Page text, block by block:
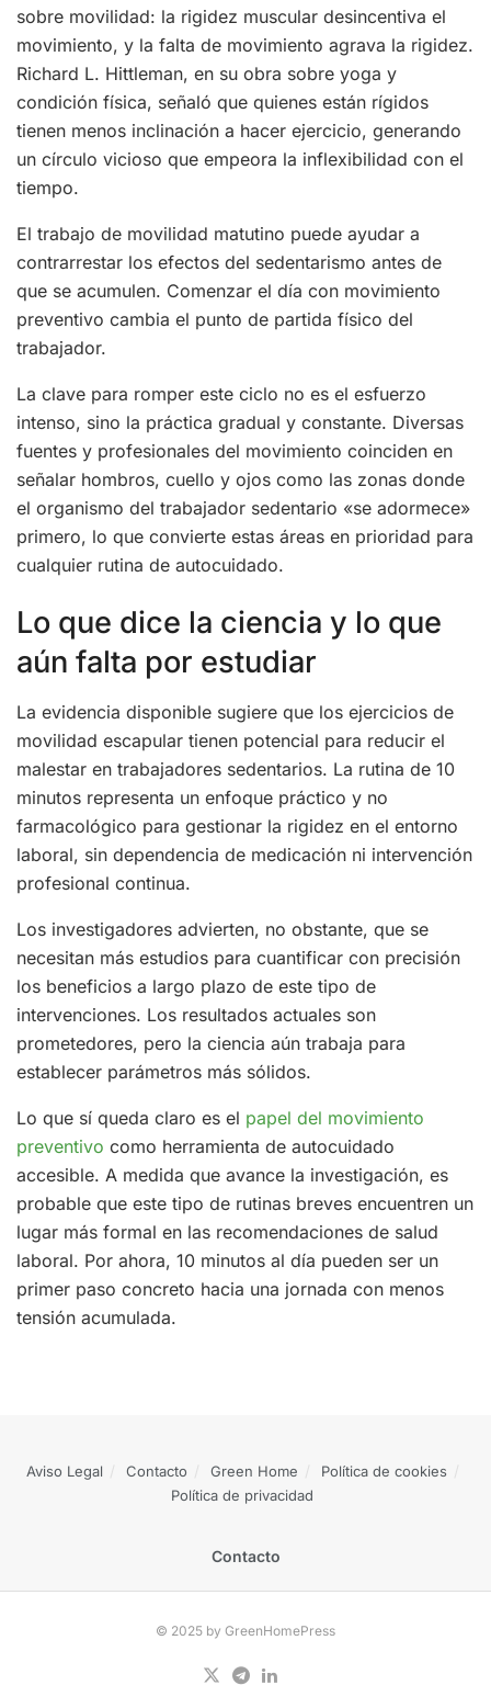
sobre movilidad: la rigidez muscular desincentiva el
movimiento, y la falta de movimiento agrava la rigidez.
Richard L. Hittleman, en su obra sobre yoga y
condición física, señaló que quienes están rígidos
tienen menos inclinación a hacer ejercicio, generando
un círculo vicioso que empeora la inflexibilidad con el
tiempo.
El trabajo de movilidad matutino puede ayudar a
contrarrestar los efectos del sedentarismo antes de
que se acumulen. Comenzar el día con movimiento
preventivo cambia el punto de partida físico del
trabajador.
La clave para romper este ciclo no es el esfuerzo
intenso, sino la práctica gradual y constante. Diversas
fuentes y profesionales del movimiento coinciden en
señalar hombros, cuello y ojos como las zonas donde
el organismo del trabajador sedentario «se adormece»
primero, lo que convierte estas áreas en prioridad para
cualquier rutina de autocuidado.
Lo que dice la ciencia y lo que
aún falta por estudiar
La evidencia disponible sugiere que los ejercicios de
movilidad escapular tienen potencial para reducir el
malestar en trabajadores sedentarios. La rutina de 10
minutos representa un enfoque práctico y no
farmacológico para gestionar la rigidez en el entorno
laboral, sin dependencia de medicación ni intervención
profesional continua.
Los investigadores advierten, no obstante, que se
necesitan más estudios para cuantificar con precisión
los beneficios a largo plazo de este tipo de
intervenciones. Los resultados actuales son
prometedores, pero la ciencia aún trabaja para
establecer parámetros más sólidos.
Lo que sí queda claro es el papel del movimiento
preventivo como herramienta de autocuidado
accesible. A medida que avance la investigación, es
probable que este tipo de rutinas breves encuentren un
lugar más formal en las recomendaciones de salud
laboral. Por ahora, 10 minutos al día pueden ser un
primer paso concreto hacia una jornada con menos
tensión acumulada.
Aviso Legal Contacto Green Home
Política de cookies
Política de privacidad
Contacto
© 2025 by GreenHomePress